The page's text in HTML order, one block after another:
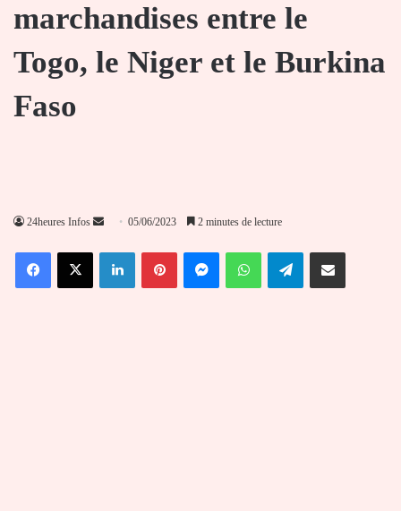
marchandises entre le
Togo, le Niger et le Burkina
Faso
24heures Infos
Envoyer
courriel
05/06/2023 2 minutes de lecture
FacebookX LinkedinPinterestMessengerWhatsAppTelegramPartager par email